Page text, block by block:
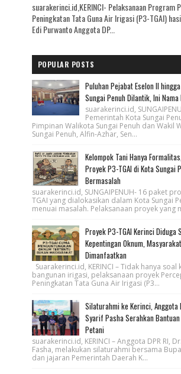
suarakerinci.id,KERINCI- Pelaksanaan Program
Peningkatan Tata Guna Air Irigasi (P3-TGAI)
Edi Purwanto Anggota DP...
POPULAR POSTS
Puluhan Pejabat Eselon II
Sungai Penuh Dilantik, Ini Nama
suarakerinci.id,
Pemerintah Kota Sungai
Pimpinan Walikota Sungai Penuh dan Wakil
Sungai Penuh, Alfin-Azhar, Sen...
Kelompok Tani Hanya
Proyek P3-TGAI di Kota Sungai
Bermasalah
suarakerinci.id, SUNGAIPENUH- 16 paket
TGAI yang dialokasikan dalam Kota Sungai
menuai masalah. Pelaksanaan proyek yang
Proyek P3-TGAI Kerinci Diduga
Kepentingan Oknum,
Dimanfaatkan
Suarakerinci.id, KERINCI – Tidak hanya soal
bangunan irigasi, pelaksanaan proyek
Peningkatan Tata Guna Air Irigasi (P3...
Silaturahmi ke Kerinci, Anggota
Syarif Pasha Serahkan
Petani
suarakerinci.id, KERINCI – Anggota DPR RI,
Fasha, melakukan silaturahmi bersama
dan jajaran Pemerintah Daerah K...